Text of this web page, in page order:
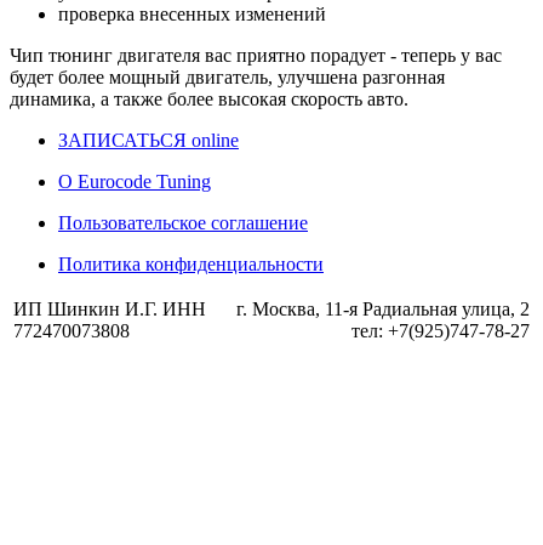
проверка внесенных изменений
Чип тюнинг двигателя вас приятно порадует - теперь у вас
будет более мощный двигатель, улучшена разгонная
динамика, а также более высокая скорость авто.
ЗАПИСАТЬСЯ online
О Eurocode Tuning
Пользовательское соглашение
Политика конфиденциальности
ИП Шинкин И.Г. ИНН
772470073808
г. Москва, 11-я Радиальная улица, 2
тел: +7(925)747-78-27